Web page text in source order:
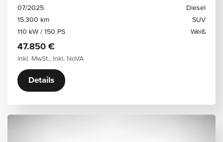
07/2025
Diesel
15.300 km
SUV
110 kW / 150 PS
Weiß
47.850 €
inkl. MwSt., inkl. NoVA
Details